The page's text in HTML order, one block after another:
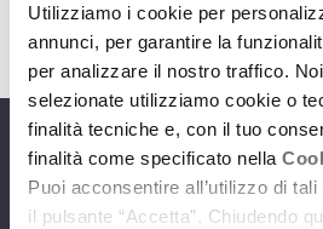
Utilizziamo i cookie per
annunci, per garantire la
per analizzare il nostro traffico.
selezionate utilizziamo cookie o
finalità tecniche e, con il tuo
finalità come specificato nella
Puoi acconsentire all’utilizzo di
il pulsante “Accetta”. Chiudendo